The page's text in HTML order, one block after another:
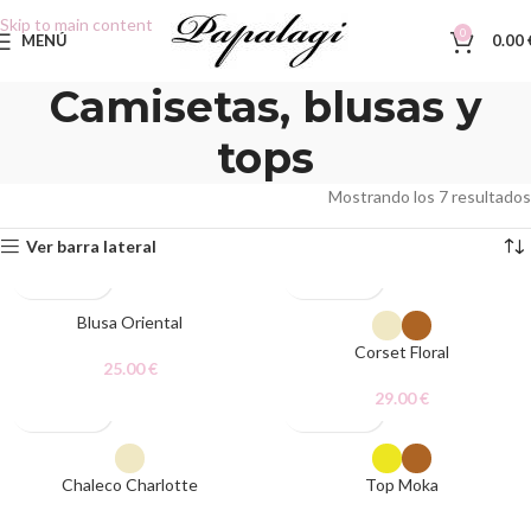
Skip to main content
MENÚ 0 0.00
Camisetas, blusas y
tops
Mostrando los 7 resultados
Ver barra lateral
Blusa Oriental
25.00€
Corset Floral
29.00€
Chaleco Charlotte Top Moka